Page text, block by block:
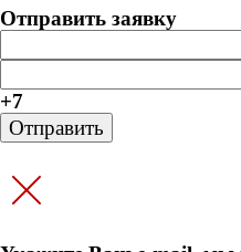
Отправить заявку
+7